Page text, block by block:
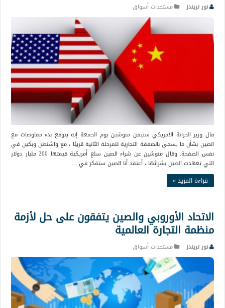
نور تريندز مستجدات أسواق
قال وزير الخزانة الأمريكي ستيفن منوشين يوم الجمعة إنه يتوقع بدء مفاوضات مع
الصين بشأن ما يسمى بالصفقة التجارية للمرحلة الثانية قريبًا ، مع واشنطن وبكين في
نفس الصفحة. وقال منوشين عن شراء الصين سلع أمريكية قيمتها 200 مليار دولار
التي تعهدت الصين بشرائها ، أعتقد أنا الصين ستفكر في …
قراءة المزيد »
الاتحاد الأوروبي والصين يتفقون على حل لأزمة
منظمة التجارة العالمية
نور تريندز مستجدات أسواق